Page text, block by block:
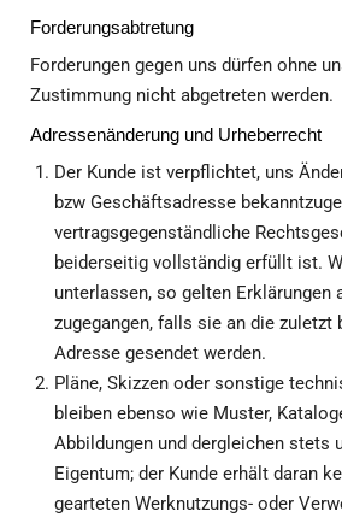
Forderungsabtretung
Forderungen gegen uns dürfen ohne
Zustimmung nicht abgetreten werden.
Adressenänderung und Urheberrecht
Der Kunde ist verpflichtet, uns
bzw Geschäftsadresse
vertragsgegenständliche
beiderseitig vollständig erfüllt ist.
unterlassen, so gelten Erklärungen
zugegangen, falls sie an die zuletzt
Adresse gesendet werden.
Pläne, Skizzen oder sonstige
bleiben ebenso wie Muster,
Abbildungen und dergleichen stets
Eigentum; der Kunde erhält daran
gearteten Werknutzungs- oder